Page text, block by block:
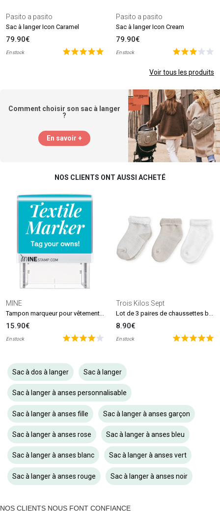
Pasito a pasito
Sac à langer Icon Caramel
79.90€
En stock
Pasito a pasito
Sac à langer Icon Cream
79.90€
En stock
Voir tous les produits
Comment choisir son sac à langer
?
En savoir +
NOS CLIENTS ONT AUSSI ACHETÉ
MINE
15.90€
En stock
Trois Kilos Sept
8.90€
En stock
Sac à dos à langer Sac à langer
Sac à langer à anses personnalisable
Sac à langer à anses fille Sac à langer à anses garçon
Sac à langer à anses rose Sac à langer à anses bleu
Sac à langer à anses blanc Sac à langer à anses vert
Sac à langer à anses rouge Sac à langer à anses noir
NOS CLIENTS NOUS FONT CONFIANCE